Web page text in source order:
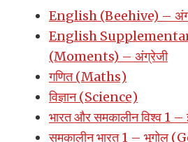
English (Beehive) –
English
(Moments) – अंग्रेजी
गणित (Maths)
विज्ञान (Science)
भारत और समकालीन विश्व 1
समकालीन भारत 1 – भूगोल